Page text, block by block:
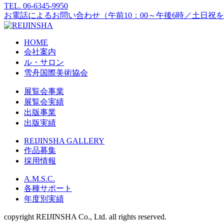
TEL. 06-6345-9950
お電話によるお問い合わせ（午前10：00～午後6時／土日祝
HOME
会社案内
ル・サロン
雪舟国際美術協会
展覧会事業
展覧会実績
出版事業
出版実績
REIJINSHA GALLERY
作品募集
採用情報
A.M.S.C.
各種サポート
年度別実績
copyright REIJINSHA Co., Ltd. all rights reserved.